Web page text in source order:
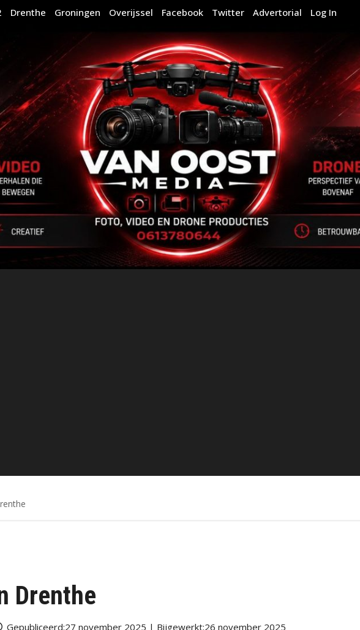
Drenthe Groningen Overijssel Facebook Twitter Advertorial Log In
Drenthe
Gepubliceerd:27 november 2025 | Bijgewerkt:26 november 2025